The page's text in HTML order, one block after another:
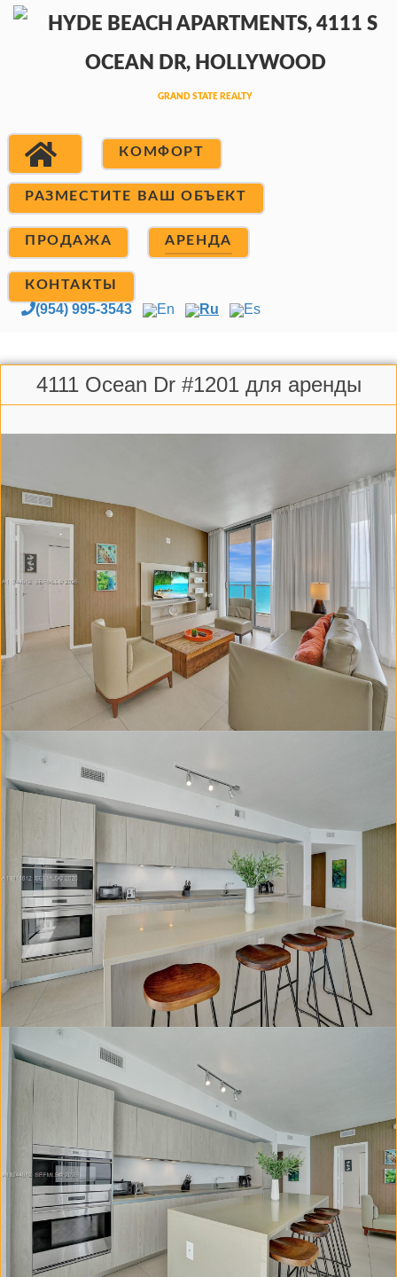
КОМФОРТ
РАЗМЕСТИТЕ ВАШ ОБЪЕКТ
ПРОДАЖА АРЕНДА
КОНТАКТЫ
(954) 995-3543 En Ru Es
4111 Ocean Dr #1201 для аренды